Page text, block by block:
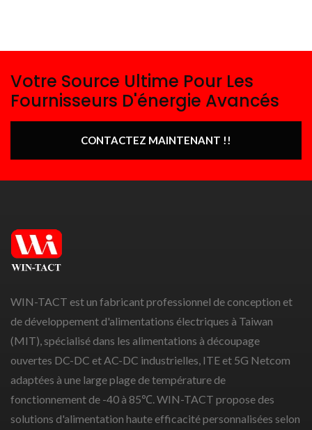
Votre Source Ultime Pour Les
Fournisseurs D'énergie Avancés
CONTACTEZ MAINTENANT !!
WIN-TACT est un fabricant professionnel de conception et
de développement d'alimentations électriques à Taiwan
(MIT), spécialisé dans les alimentations à découpage
ouvertes DC-DC et AC-DC industrielles, ITE et 5G Netcom
adaptées à une large plage de température de
fonctionnement de -40 à 85℃. WIN-TACT propose des
solutions d'alimentation haute efficacité personnalisées selon